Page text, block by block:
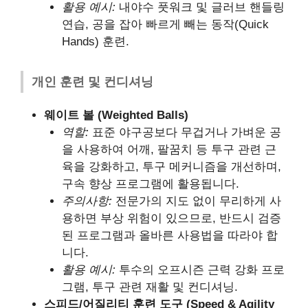
활용 예시: 내야수 풋워크 및 글러브 핸들링
연습, 공을 잡아 빠르게 빼는 동작(Quick
Hands) 훈련.
개인 훈련 및 컨디셔닝
웨이트 볼 (Weighted Balls)
역할: 표준 야구공보다 무겁거나 가벼운 공
을 사용하여 어깨, 팔꿈치 등 투구 관련 근
육을 강화하고, 투구 메커니즘을 개선하며,
구속 향상 프로그램에 활용됩니다.
주의사항: 전문가의 지도 없이 무리하게 사
용하면 부상 위험이 있으므로, 반드시 검증
된 프로그램과 올바른 사용법을 따라야 합
니다.
활용 예시: 투수의 오프시즌 근력 강화 프로
그램, 투구 관련 재활 및 컨디셔닝.
스피드/어질리티 훈련 도구 (Speed & Agility